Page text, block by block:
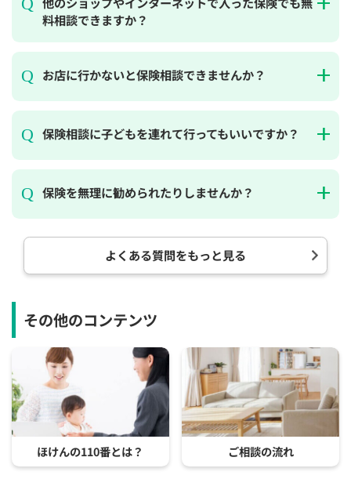
料相談できますか？
お店に行かないと保険相談できませんか？
保険相談に子どもを連れて行ってもいいですか？
保険を無理に勧められたりしませんか？
よくある質問をもっと見る
その他のコンテンツ
ほけんの110番とは？ ご相談の流れ